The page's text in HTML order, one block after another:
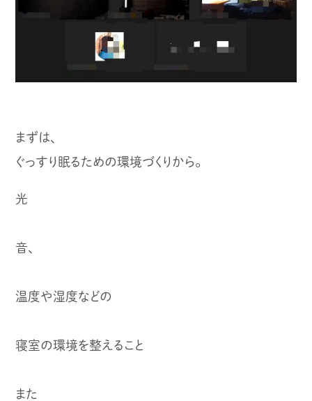
まずは、
ぐっすり眠るための環境づくりから。
光
音、
温度や湿度などの
寝室の環境を整えること
また